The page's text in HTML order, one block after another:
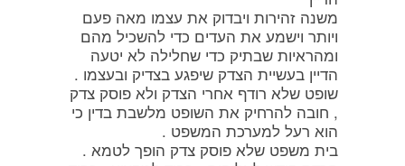
משנה זהירות ויבדוק את עצמו מאה פעם
ויותר וישמע את העדים כדי להשכיל מהם
ומהראיות שבתיק כדי שחלילה לא יטעה
הדיין בעשיית הצדק שיפגע בצדיק ובעצמו .
שופט שלא רודף אחרי הצדק ולא פוסק צדק
, חובה להרחיק את השופט מלשבת בדין כי
הוא רעל למערכת המשפט .
בית משפט שלא פוסק צדק הופך לטמא .